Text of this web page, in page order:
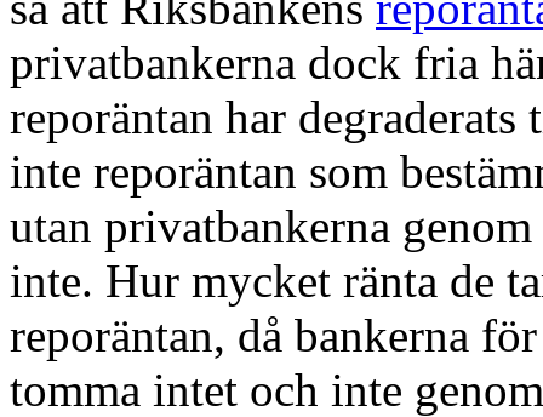
privatbankerna dock fria
reporäntan har
inte reporäntan som
utan privatbankerna
inte. Hur mycket ränta de
reporäntan, då bankerna
tomma intet och inte